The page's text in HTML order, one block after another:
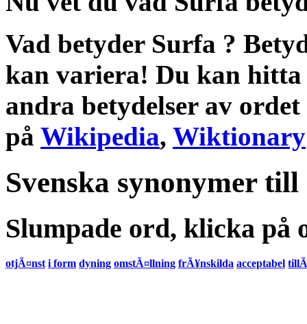
Vad betyder Surfa ?
kan variera! Du kan
andra betydelserav ordet
på Wikipedia, Wiktionary
Svenska synonymer
Slumpade ord, klicka på
otjÃ¤nst i form dyning omstÃ¤llning frÃ¥nskilda acceptabel